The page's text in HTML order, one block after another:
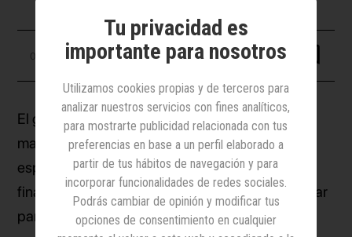
07 noviembre 2025
El grupoHavasha adquirido una participación
mayoritaria enGauly Advisors, firma alemana
especializada en comunicación corporativa y
financiera. Tras la operación, Gauly pasa a formar
parte de H/Advisors, la consultora global de
Tu privacidad es
importante para nosotros
Utilizamos cookies propias y de terceros para
analizar nuestros servicios con fines analíticos,
para mostrarte publicidad relacionada con tus
preferencias en base a un perfil elaborado a
partir de tus hábitos de navegación y para
incorporar funcionalidades de redes sociales.
Podrás cambiar de opinión y modificar tus
opciones de consentimiento en cualquier